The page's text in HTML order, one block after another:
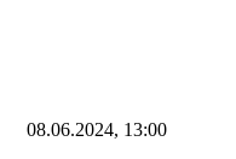
08.06.2024, 13:00